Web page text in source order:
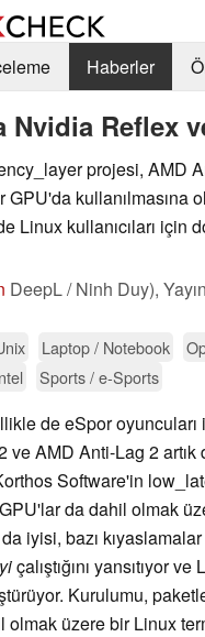
Haberler
Nvidia Reflex
projesi, AMD
kullanılmasına
Linux kullanıcıları için
DeepL / Ninh Duy),
Laptop / Notebook
Sports / e-Sports
de eSpor
AMD Anti-Lag 2 artık
Software'in
da dahil olmak
iyisi, bazı
çalıştığını yansıtıyor
Kurulumu,
olmak üzere bir Linux